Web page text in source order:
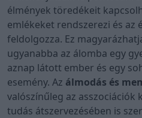
élmények töredékeit
emlékeket rendszerezi és az
feldolgozza. Ez
ugyanabba az álomba egy
aznap látott ember és egy
esemény. Az álmodás és
valószínűleg az asszociációk
tudás átszervezésében is